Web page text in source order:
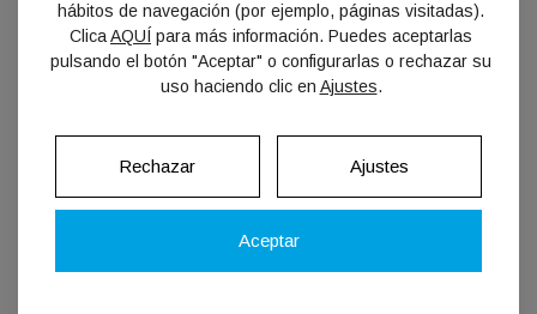
03
A la hora de comer:
Recomendamos consumir
blandos a temperatura ambiente, y que
hábitos de navegación (por ejemplo, páginas visitadas).
ClicaAQUÍ para más información. Puedes aceptarlas
pulsando el botón "Aceptar" o configurarlas o rechazar su
uso haciendo clic en Ajustes.
Aceptar
Rechazar Ajustes